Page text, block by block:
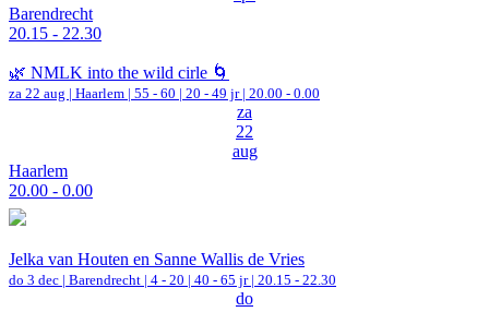
Barendrecht
20.15 - 22.30
🌿 NMLK into the wild cirle 🌀
za 22 aug | Haarlem | 55 - 60 | 20 - 49 jr | 20.00 - 0.00
za
22
aug
Haarlem
20.00 - 0.00
Jelka van Houten en Sanne Wallis de Vries
do 3 dec | Barendrecht | 4 - 20 | 40 - 65 jr | 20.15 - 22.30
do